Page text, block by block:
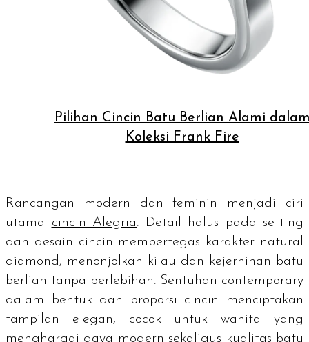
Pilihan Cincin Batu Berlian Alami
Koleksi Frank Fire
Rancangan modern dan feminin menjadi ciri
utama cincin Alegria. Detail halus pada setting
dan desain cincin mempertegas karakter natural
diamond , menonjolkan kilau dan kejernihan batu
berlian tanpa berlebihan. Sentuhan contemporary
dalam bentuk dan proporsi cincin menciptakan
tampilan elegan, cocok untuk wanita yang
menghargai gaya modern sekaligus kualitas batu